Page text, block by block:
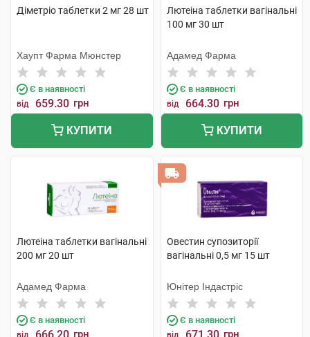
Діметріо таблетки 2 мг 28 шт
Хаупт Фарма Мюнстер
Є в наявності
від 659.30 грн
КУПИТИ
Лютеіна таблетки вагінальні
100 мг 30 шт
Адамед Фарма
Є в наявності
від 664.30 грн
КУПИТИ
Лютеіна таблетки вагінальні
200 мг 20 шт
Адамед Фарма
Є в наявності
від грн
Овестин супозиторії
вагінальні 0,5 мг 15 шт
Юнітер Індастріс
Є в наявності
від грн